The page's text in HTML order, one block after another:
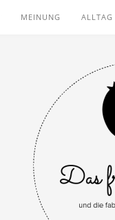
MEINUNG ALLTAG